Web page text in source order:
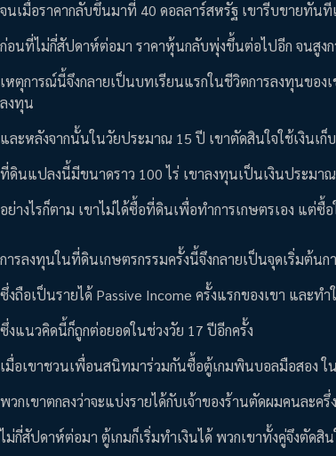
จนเมื่อราคากลับขึ้นมาที่ 40 ดอลลาร์สหรัฐ เขารีบขายทันที
ก่อนที่ไม่กี่สัปดาห์ต่อมา ราคาหุ้นกลับพุ่งขึ้นต่อไปอีก จนสูงก
เหตุการณ์นี้จึงกลายเป็นบทเรียนแรกในชีวิตการลงทุนของ
ลงทุน
และหลังจากนั้นในวัยประมาณ 15 ปี เขาตัดสินใจใช้เงินเ
ที่ดินแปลงนี้มีขนาดราว 100 ไร่ เขาลงทุนเป็นเงินประมา
อย่างไรก็ตาม เขาไม่ได้ซื้อที่ดินเพื่อทำการเกษตรเอง แต่
การลงทุนในที่ดินเกษตรกรรมครั้งนี้จึงกลายเป็นจุดเริ่มต้นก
ซึ่งถือเป็นรายได้ Passive Income ครั้งแรกของเขา และท
ซึ่งแนวคิดนี้ก็ถูกต่อยอดในช่วงวัย 17 ปีอีกครั้ง
เมื่อเขาชวนเพื่อนสนิทมาร่วมกันซื้อตู้เกมพินบอลมือสอง ใ
พวกเขาตกลงว่าจะแบ่งรายได้กับเจ้าของร้านตัดผมคนละ
ไม่กี่สัปดาห์ต่อมา ตู้เกมก็เริ่มทำเงินได้ พวกเขาทั้งคู่จึงตัด